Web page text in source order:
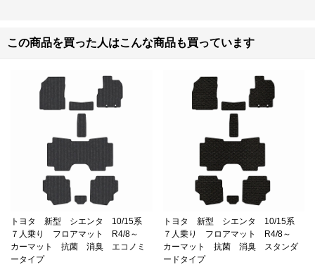
この商品を買った人はこんな商品も買っています
トヨタ 新型 シエンタ 10/15系
７人乗り フロアマット R4/8～
カーマット 抗菌 消臭 エコノミ
ータイプ
トヨタ 新型 シエンタ 10/15系
７人乗り フロアマット R4/8～
カーマット 抗菌 消臭 スタンダ
ードタイプ